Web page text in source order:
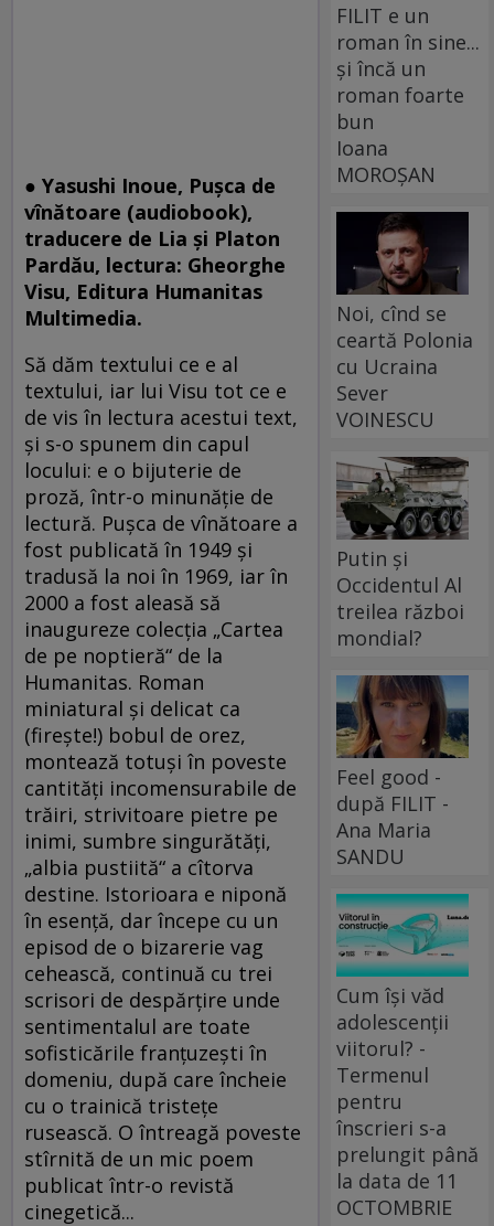
● Yasushi Inoue, Puşca de
vînătoare (audiobook),
traducere de Lia şi Platon
Pardău, lectura: Gheorghe
Visu, Editura Humanitas
Multimedia.
Să dăm textului ce e al
textului, iar lui Visu tot ce e
de vis în lectura acestui text,
şi s-o spunem din capul
locului: e o bijuterie de
proză, într-o minunăţie de
lectură. Puşca de vînătoare a
fost publicată în 1949 şi
tradusă la noi în 1969, iar în
2000 a fost aleasă să
inaugureze colecţia „Cartea
de pe noptieră“ de la
Humanitas. Roman
miniatural şi delicat ca
(fireşte!) bobul de orez,
montează totuşi în poveste
cantităţi incomensurabile de
trăiri, strivitoare pietre pe
inimi, sumbre singurătăţi,
„albia pustiită“ a cîtorva
destine. Istorioara e niponă
în esenţă, dar începe cu un
episod de o bizarerie vag
cehească, continuă cu trei
scrisori de despărţire unde
sentimentalul are toate
sofisticările franţuzeşti în
domeniu, după care încheie
cu o trainică tristeţe
rusească. O întreagă poveste
stîrnită de un mic poem
publicat într-o revistă
cinegetică...
FILIT e un
roman în sine...
și încă un
roman foarte
bun
Ioana
MOROȘAN
Noi, cînd se
ceartă Polonia
cu Ucraina
Sever
VOINESCU
Putin și
Occidentul Al
treilea război
mondial?
Feel good -
după FILIT -
Ana Maria
SANDU
Cum își văd
adolescenții
viitorul? -
Termenul
pentru
înscrieri s-a
prelungit până
la data de 11
OCTOMBRIE